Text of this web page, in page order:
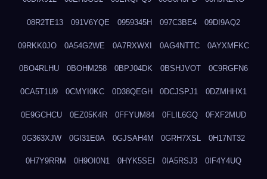
08R2TE13 091V6YQE 0959345H 097C3BE4 09DI9AQ2
09RKK0JO 0A54G2WE 0A7RXWXI 0AG4NTTC 0AYXMFKC
0BO4RLHU 0BOHM258 0BPJ04DK 0BSHJVOT 0C9RGFN6
0CA5T1U9 0CMYI0KC 0D38QEGH 0DCJSPJ1 0DZMHHX1
0E9GCHCU 0EZ05K4R 0FFYUM84 0FLIL6GQ 0FXF2MUD
0G363XJW 0GI31E0A 0GJSAH4M 0GRH7XSL 0H17NT32
0H7Y9RRM 0H9OI0N1 0HYK5SEI 0IA5RSJ3 0IF4Y4UQ